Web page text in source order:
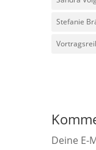
Stefanie
Deine E-